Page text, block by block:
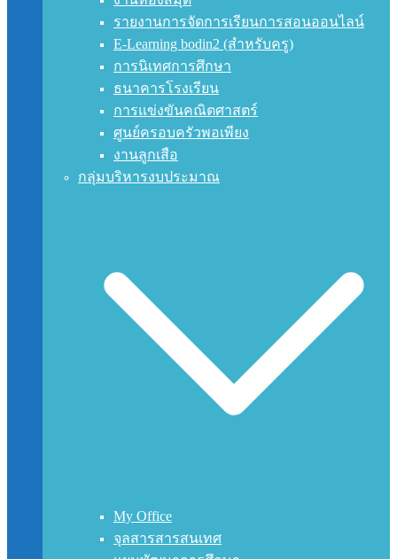
รายงานการจัดการเรียนการสอนออนไลน์
E-Learning bodin2 (สำหรับครู)
การนิเทศการศึกษา
ธนาคารโรงเรียน
การแข่งขันคณิตศาสตร์
ศูนย์ครอบครัวพอเพียง
งานลูกเสือ
กลุ่มบริหารงบประมาณ
My Office
จุลสารสารสนเทศ